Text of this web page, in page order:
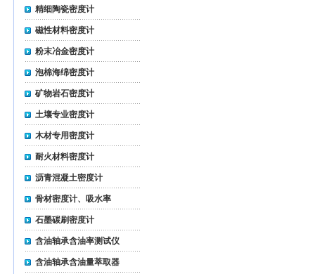
精细陶瓷密度计
磁性材料密度计
粉末冶金密度计
泡棉海绵密度计
矿物岩石密度计
土壤专业密度计
木材专用密度计
耐火材料密度计
沥青混凝土密度计
骨材密度计、吸水率
石墨碳刷密度计
含油轴承含油率测试仪
含油轴承含油量萃取器